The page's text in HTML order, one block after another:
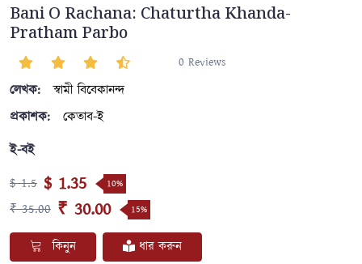
Bani O Rachana: Chaturtha Khanda-
Pratham Parbo
0 Reviews
লেখক:
স্বামী বিবেকানন্দ
প্রকাশক:
কেতাব-ই
ই-বই
$ 1.5 $ 1.35 10%
₹ 35.00 ₹ 30.00 15%
কিনুন ধার করুন